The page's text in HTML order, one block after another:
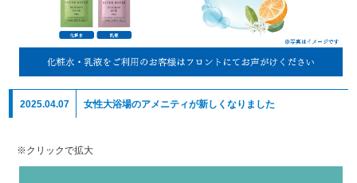
2025.04.07 女性大浴場のアメニティが新しくなりました
※クリックで拡大